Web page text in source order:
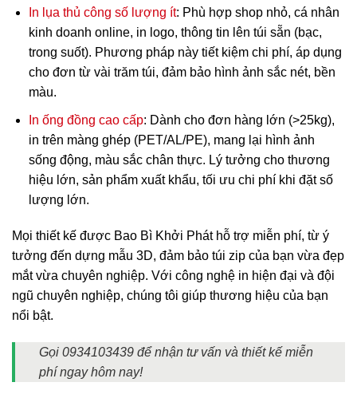
In lụa thủ công số lượng ít: Phù hợp shop nhỏ, cá nhân
kinh doanh online, in logo, thông tin lên túi sẵn (bạc,
trong suốt). Phương pháp này tiết kiệm chi phí, áp dụng
cho đơn từ vài trăm túi, đảm bảo hình ảnh sắc nét, bền
màu.
In ống đồng cao cấp: Dành cho đơn hàng lớn (>25kg),
in trên màng ghép (PET/AL/PE), mang lại hình ảnh
sống động, màu sắc chân thực. Lý tưởng cho thương
hiệu lớn, sản phẩm xuất khẩu, tối ưu chi phí khi đặt số
lượng lớn.
Mọi thiết kế được Bao Bì Khởi Phát hỗ trợ miễn phí, từ ý
tưởng đến dựng mẫu 3D, đảm bảo túi zip của bạn vừa đẹp
mắt vừa chuyên nghiệp. Với công nghệ in hiện đại và đội
ngũ chuyên nghiệp, chúng tôi giúp thương hiệu của bạn
nổi bật.
Gọi 0934103439 để nhận tư vấn và thiết kế miễn
phí ngay hôm nay!